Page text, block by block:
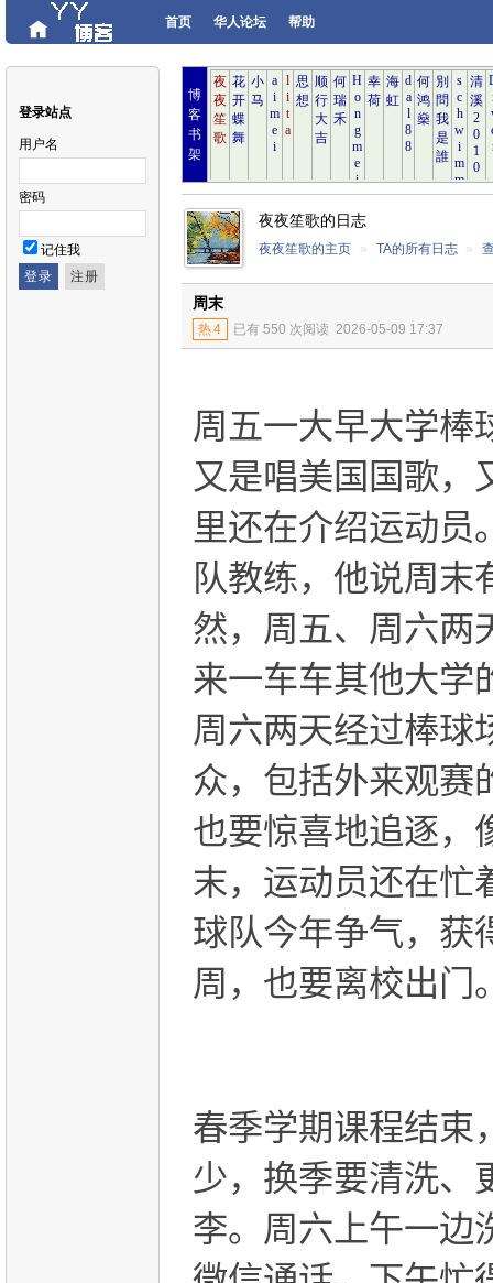
首页 华人论坛 帮助
登录站点
用户名
密码
记住我
博
客
书
架
夜夜笙歌的日志
夜夜笙歌的主页 » TA的所有日志 »
周末
热4 已有 550 次阅读 2026-05-09 17:37
周五一大早大学棒
又是唱美国国歌，
里还在介绍运动员
队教练，他说周末
然，周五、周六两
来一车车其他大学
周六两天经过棒球
众，包括外来观赛
也要惊喜地追逐，
末，运动员还在忙
球队今年争气，获
周，也要离校出门
春季学期课程结束
少，换季要清洗、
李。周六上午一边